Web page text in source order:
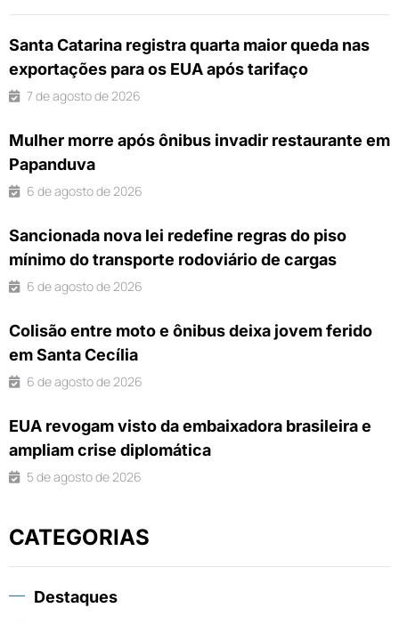
Santa Catarina registra quarta maior queda nas
exportações para os EUA após tarifaço
7 de agosto de 2026
Mulher morre após ônibus invadir restaurante em
Papanduva
6 de agosto de 2026
Sancionada nova lei redefine regras do piso
mínimo do transporte rodoviário de cargas
6 de agosto de 2026
Colisão entre moto e ônibus deixa jovem ferido
em Santa Cecília
6 de agosto de 2026
EUA revogam visto da embaixadora brasileira e
ampliam crise diplomática
5 de agosto de 2026
CATEGORIAS
Destaques